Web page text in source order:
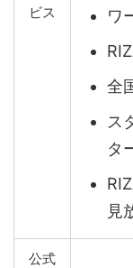
ビス
ワ
全
ス
タ
見
公式